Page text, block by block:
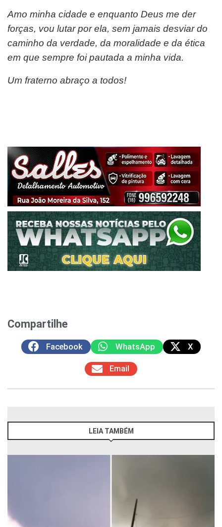
Amo minha cidade e enquanto Deus me der
forças, vou lutar por ela, sem jamais desviar do
caminho da verdade, da moralidade e da ética
em que sempre foi pautada a minha vida.
Um fraterno abraço a todos!
Compartilhe
Facebook WhatsApp X
Email
LEIA TAMBÉM